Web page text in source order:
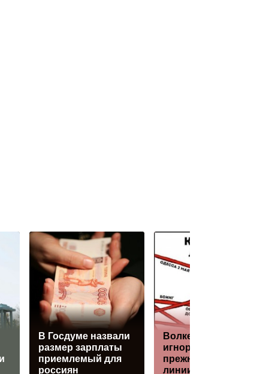
В Госдуме назвали
размер зарплаты
приемлемый для
россиян
Волкер: Трамп
игнорирует
прежние «красные
линии» Кремля